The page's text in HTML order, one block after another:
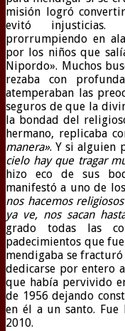
misión logró
evitó injusticias.
prorrumpiendo en
por los niños que
Nipordo». Muchos
rezaba con
atemperaban las
seguros de que la
la bondad del
hermano, replicaba
manera». Y si alguien
cielo hay que tragar
hizo eco de sus
manifestó a uno de
nos hacemos
ya ve, nos sacan
grado todas las
padecimientos que
mendigaba se
dedicarse por entero
que había pervivido
de 1956 dejando
en él a un santo.
2010.